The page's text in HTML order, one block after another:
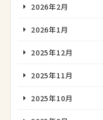
2026年2月
2026年1月
2025年12月
2025年11月
2025年10月